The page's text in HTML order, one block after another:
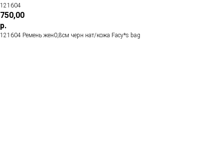
121604
750,00
р.
121604 Ремень жен0,8см черн нат/кожа Facy*s bag